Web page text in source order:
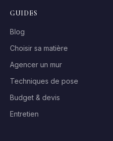
GUIDES
Blog
Choisir sa matière
Agencer un mur
Techniques de pose
Budget & devis
Entretien